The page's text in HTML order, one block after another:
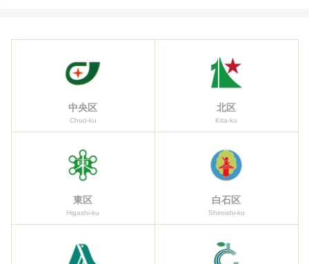
中央区
Chuo-ku
北区
Kita-ku
東区
Higashi-ku
白石区
Shiroishi-ku